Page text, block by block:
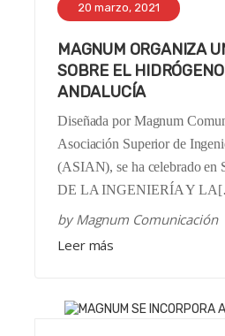
20 marzo, 2021
MAGNUM ORGANIZA
SOBRE EL
ANDALUCÍA
Diseñada por Magnum
Asociación Superior de
(ASIAN), se ha celebrado
DE LA INGENIERÍA Y
byMagnum Comunicación
Leer más